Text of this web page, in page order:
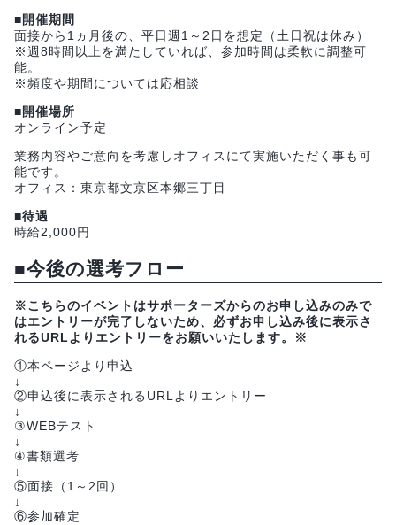
■開催期間
面接から1ヵ月後の、平日週1～2日を想定（土日祝は休み）
※週8時間以上を満たしていれば、参加時間は柔軟に調整可
能。
※頻度や期間については応相談
■開催場所
オンライン予定
業務内容やご意向を考慮しオフィスにて実施いただく事も可
能です。
オフィス：東京都文京区本郷三丁目
■待遇
時給2,000円
■今後の選考フロー
※こちらのイベントはサポーターズからのお申し込みのみで
はエントリーが完了しないため、必ずお申し込み後に表示さ
れるURLよりエントリーをお願いいたします。※
①本ページより申込
↓
②申込後に表示されるURLよりエントリー
↓
③WEBテスト
↓
④書類選考
↓
⑤面接（1～2回）
↓
⑥参加確定